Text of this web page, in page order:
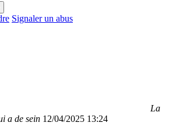
Signaler un abus
La
a de sein 12/04/2025 13:24